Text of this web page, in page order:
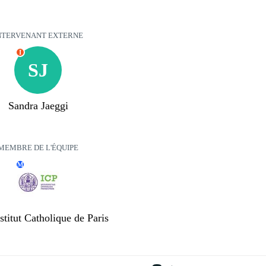
EXTERNE
SJ
I
Sandra Jaeggi
DE L'ÉQUIPE
M
Catholique de Paris